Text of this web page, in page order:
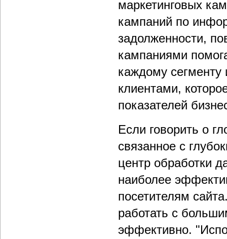
маркетинговых
кампаний по
задолженности,
кампаниями
каждому сегменту
клиентами,
показателей
Если говорить о
связанное с
центр обработки
наиболее
посетителям
работать с
эффективно.